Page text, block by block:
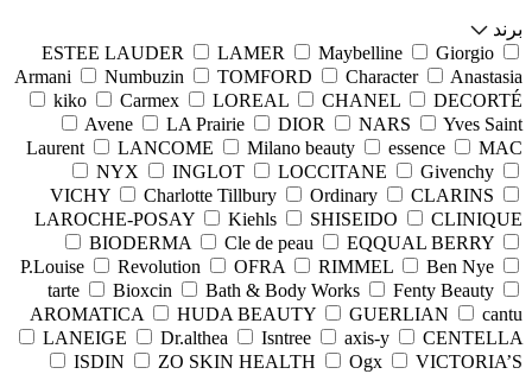
برند
ESTEE LAUDER
LAMER Maybelline
Giorgio
Armani
Numbuzin TOMFORD Character
Anastasia
kiko
Carmex LOREAL CHANEL
DECORTÉ
Avene
LA Prairie DIOR NARS
Yves Saint
Laurent
LANCOME Milano beauty essence
MAC
NYX
INGLOT LOCCITANE
Givenchy
VICHY
Charlotte Tillbury Ordinary
CLARINS
LAROCHE-POSAY
Kiehls SHISEIDO
CLINIQUE
BIODERMA
Cle de peau
EQQUAL BERRY
P.Louise
Revolution OFRA RIMMEL
Ben Nye
tarte
Bioxcin Bath & Body Works
Fenty Beauty
AROMATICA
HUDA BEAUTY GUERLIAN
cantu
LANEIGE
Dr.althea Isntree axis-y
CENTELLA
ISDIN
ZO SKIN HEALTH Ogx
VICTORIA’S